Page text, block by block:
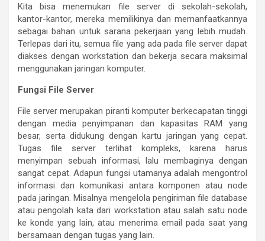
Kita bisa menemukan file server di sekolah-sekolah,
kantor-kantor, mereka memilikinya dan memanfaatkannya
sebagai bahan untuk sarana pekerjaan yang lebih mudah.
Terlepas dari itu, semua file yang ada pada file server dapat
diakses dengan workstation dan bekerja secara maksimal
menggunakan jaringan komputer.
Fungsi File Server
File server merupakan piranti komputer berkecapatan tinggi
dengan media penyimpanan dan kapasitas RAM yang
besar, serta didukung dengan kartu jaringan yang cepat.
Tugas file server terlihat kompleks, karena harus
menyimpan sebuah informasi, lalu membaginya dengan
sangat cepat. Adapun fungsi utamanya adalah mengontrol
informasi dan komunikasi antara komponen atau node
pada jaringan. Misalnya mengelola pengiriman file database
atau pengolah kata dari workstation atau salah satu node
ke konde yang lain, atau menerima email pada saat yang
bersamaan dengan tugas yang lain.